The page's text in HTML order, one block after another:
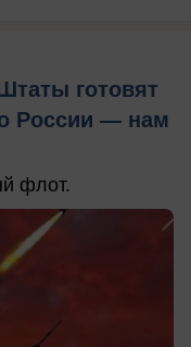
готовят
России — нам
флот.